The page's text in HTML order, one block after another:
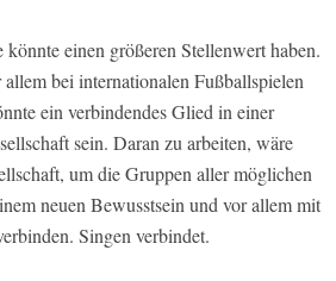
einen größeren Stellenwert haben.
bei internationalen Fußballspielen
ein verbindendes Glied in einer
sein. Daran zu arbeiten, wäre
um die Gruppen aller möglichen
neuen Bewusstsein und vor allem mit
Singen verbindet.